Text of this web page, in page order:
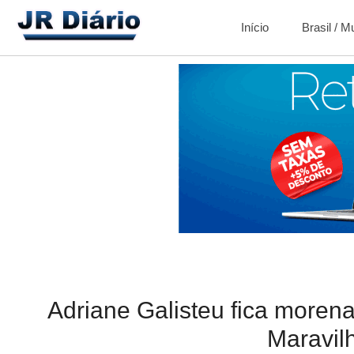
Início Brasil /
Adriane Galisteu fica